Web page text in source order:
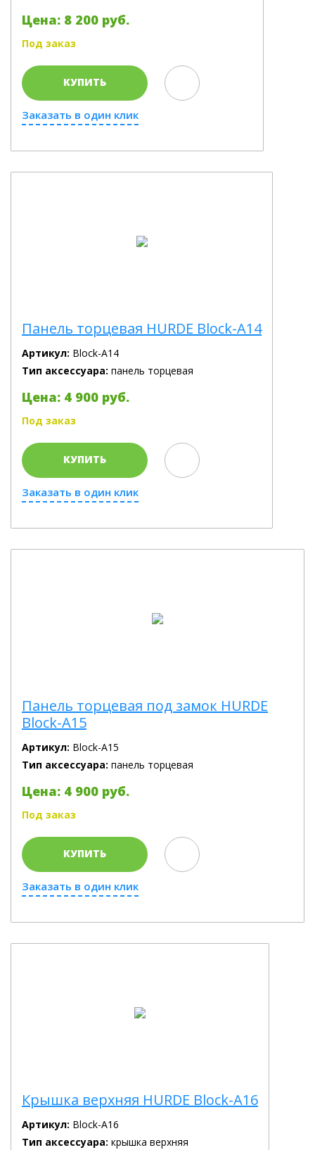
Цена: 8 200 руб.
Под заказ
КУПИТЬ
Заказать в один клик
Панель торцевая HURDE Block-A14
Артикул: Block-A14
Тип аксессуара: панель торцевая
Цена: 4 900 руб.
Под заказ
КУПИТЬ
Заказать в один клик
Панель торцевая под замок HURDE
Block-A15
Артикул: Block-A15
Тип аксессуара: панель торцевая
Цена: 4 900 руб.
Под заказ
КУПИТЬ
Заказать в один клик
Крышка верхняя HURDE Block-A16
Артикул: Block-A16
Тип аксессуара: крышка верхняя